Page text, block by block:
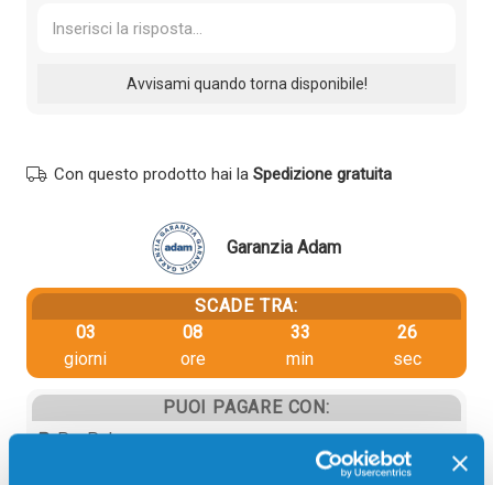
Con questo prodotto hai la Spedizione gratuita
Garanzia Adam
SCADE TRA:
03
giorni
08
ore
33
min
25
sec
PUOI PAGARE CON:
PayPal